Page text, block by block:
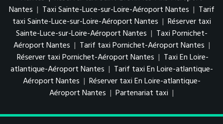
Nantes | Taxi Sainte-Luce-sur-Loire-Aéroport Nantes | Tarif
taxi Sainte-Luce-sur-Loire-Aéroport Nantes | Réserver taxi
Sainte-Luce-sur-Loire-Aéroport Nantes | Taxi Pornichet-
Aéroport Nantes | Tarif taxi Pornichet-Aéroport Nantes |
Réserver taxi Pornichet-Aéroport Nantes | Taxi En Loire-
atlantique-Aéroport Nantes | Tarif taxi En Loire-atlantique-
Aéroport Nantes | Réserver taxi En Loire-atlantique-
Aéroport Nantes | Partenariat taxi |